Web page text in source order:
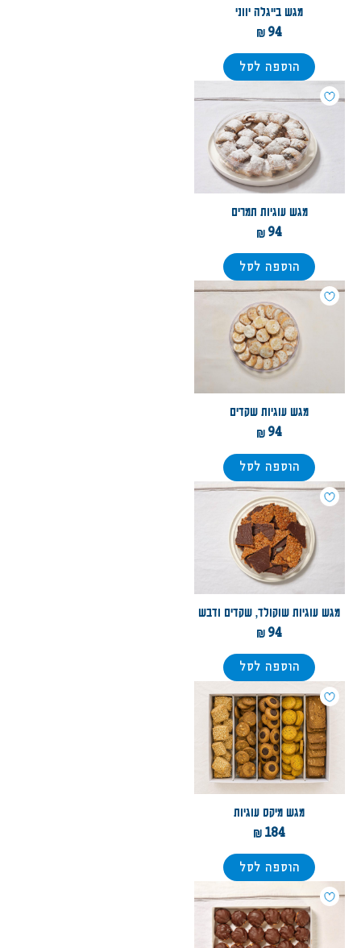
מגש בייגלה יווני
94
הוספה לסל
מגש עוגיות תמרים
94
הוספה לסל
מגש עוגיות שקדים
94
הוספה לסל
מגש עוגיות שוקולד, שקדים ודבש
94
הוספה לסל
מגש מיקס עוגיות
184
הוספה לסל